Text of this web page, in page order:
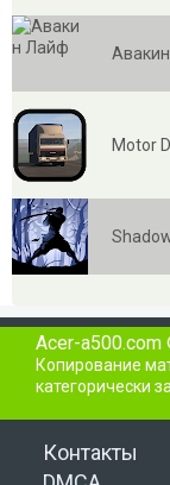
Motor
Acer-
Копирование
категорически
Контакты